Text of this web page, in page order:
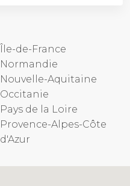
Île-de-France
Normandie
Nouvelle-Aquitaine
Occitanie
Pays de la Loire
Provence-Alpes-Côte
d'Azur